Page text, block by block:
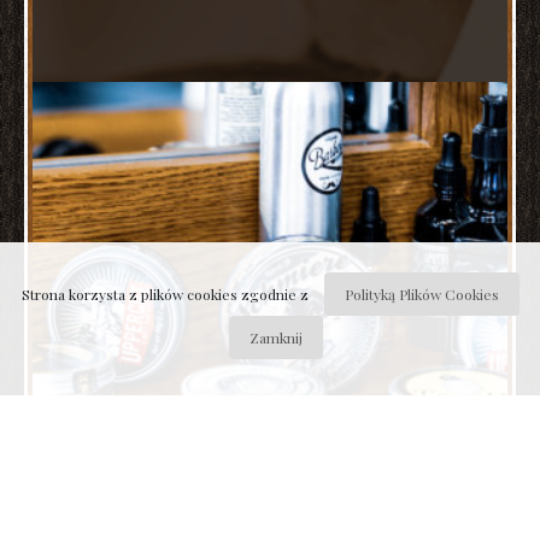
Strona korzysta z plików cookies zgodnie z Polityką Plików Cookies
Zamknij